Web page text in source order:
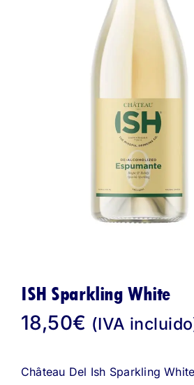
ISH Sparkling White
18,50€ (IVA
Château Del Ish Sparkling